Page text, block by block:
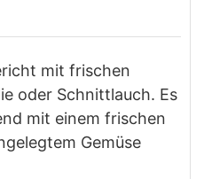
mit frischen
oder Schnittlauch. Es
mit einem frischen
Gemüse